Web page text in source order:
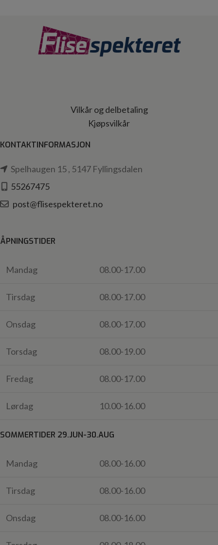
Vilkår og delbetaling
Kjøpsvilkår
KONTAKTINFORMASJON
Spelhaugen 15 , 5147 Fyllingsdalen
55267475
post@flisespekteret.no
ÅPNINGSTIDER
Mandag 08.00-17.00
Tirsdag 08.00-17.00
Onsdag 08.00-17.00
Torsdag 08.00-19.00
Fredag 08.00-17.00
Lørdag 10.00-16.00
SOMMERTIDER 29.JUN-30.AUG
Mandag 08.00-16.00
Tirsdag 08.00-16.00
Onsdag 08.00-16.00